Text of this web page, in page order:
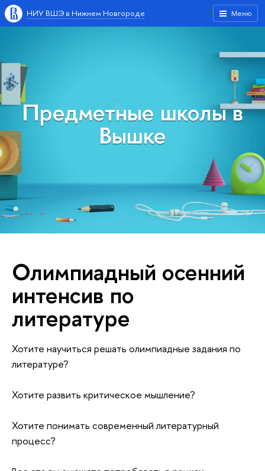
Меню
НИУ ВШЭ в Нижнем Новгороде
Предметные школы
ышке
Олимпиадный осенний
интенсив по
литературе
Хотите научиться решать олимпиадные задания по
литературе?
Хотите развить критическое мышление?
Хотите понимать современный литературный
процесс?